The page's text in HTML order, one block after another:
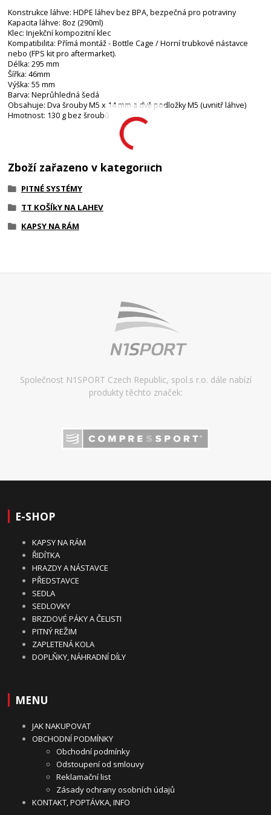
Konstrukce láhve: HDPE láhev bez BPA, bezpečná pro potraviny
Kapacita láhve: 8oz (290ml)
Klec: Injekční kompozitní klec
Kompatibilita: Přímá montáž - Bottle Cage / Horní trubkové nástavce
nebo (FPS kit pro aftermarket).
Délka: 295 mm
Šířka: 46mm
Výška: 55 mm
Barva: Neprůhledná šedá
Obsahuje: Dva šrouby M5 x 14 mm a dvě podložky M5 (uvnitř láhve)
Hmotnost: 130 g bez šroubů
Zboží zařazeno v kategoriích
PITNÉ SYSTÉMY
TT KOŠÍkY NA LAHEV
KAPSY NA RÁM
Společnost N1SPORT Czech Republic, spol.s r.o. dále nabízí
produkty těchto značek:
E-SHOP
KAPSY NA RÁM
ŘIDÍTKA
HRAZDY A NÁSTAVCE
PŘEDSTAVCE
SEDLA
SEDLOVKY
BRZDOVÉ PÁKY A ČELISTI
PITNÝ REŽIM
ZAPLETENÁ KOLA
DOPLŇKY, NÁHRADNÍ DÍLY
MENU
JAK NAKUPOVAT
OBCHODNÍ PODMÍNKY
Obchodní podmínky
Odstoupení od smlouvy
Reklamační list
Zásady ochrany osobních údajů
KONTAKT, POPTÁVKA, INFO